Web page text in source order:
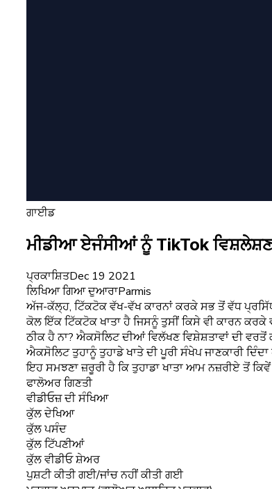
ਗਾਈਡ
ਮੀਡੀਆ ਏਜੰਸੀਆਂ ਨੂੰ TikTok
ਪ੍ਰਕਾਸ਼ਿਤDec 19 2021
ਲਿਖਿਆ ਗਿਆ ਦੁਆਰਾParmis
ਅੱਜ-ਕੱਲ੍ਹ, ਟਿੱਕਟੋਕ ਵੱਖ-ਵੱਖ ਕਾਰਨਾਂ ਕਰਕੇ ਸਭ ਤੋਂ ਵੱਧ
ਕੋਲ ਇੱਕ ਟਿੱਕਟੋਕ ਖਾਤਾ ਹੈ ਜਿਸਨੂੰ ਤੁਸੀਂ ਕਿਸੇ ਵੀ ਕਾਰਨ
ਠੀਕ ਹੈ ਨਾ? ਐਕਸੋਲਿਟ ਦੀਆਂ ਵਿਲੱਖਣ ਵਿਸ਼ੇਸ਼ਤਾਵਾਂ ਦੀ
ਐਕਸੋਲਿਟ ਤੁਹਾਨੂੰ ਤੁਹਾਡੇ ਖਾਤੇ ਦੀ ਪੂਰੀ ਸੰਖੇਪ ਜਾਣਕਾਰੀ ਦਿੰਦਾ
ਇਹ ਸਮਝਣਾ ਜ਼ਰੂਰੀ ਹੈ ਕਿ ਤੁਹਾਡਾ ਖਾਤਾ ਆਮ ਨਜ਼ਰੀਏ ਤੋਂ
ਫਾਲੋਅਰ ਗਿਣਤੀ
ਵੀਡੀਓਜ਼ ਦੀ ਸੰਖਿਆ
ਕੁੱਲ ਦੇਖਿਆ
ਕੁੱਲ ਪਸੰਦ
ਕੁੱਲ ਟਿੱਪਣੀਆਂ
ਕੁੱਲ ਵੀਡੀਓ ਸ਼ੇਅਰ
ਪੁਸ਼ਟੀ ਕੀਤੀ ਗਈ/ਜਾਂਚ ਨਹੀਂ ਕੀਤੀ ਗਈ